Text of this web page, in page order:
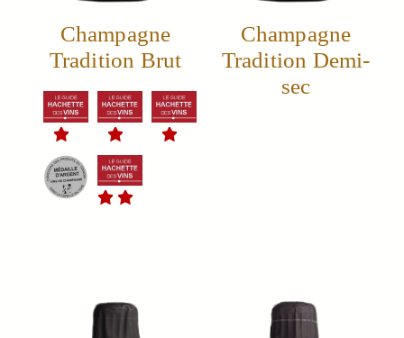
Champagne
Tradition Brut
Champagne
Tradition Demi-
sec